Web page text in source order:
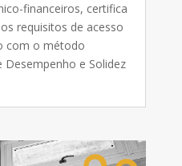
financeiros, certifica
requisitos de acesso
com o método
Desempenho e Solidez